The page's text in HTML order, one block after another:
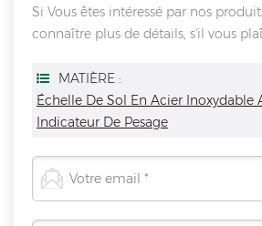
Si Vous êtes intéressé par nos
connaître plus de détails, s'il vous
MATIÈRE :
Échelle De Sol En Acier Inoxydable
Indicateur De Pesage